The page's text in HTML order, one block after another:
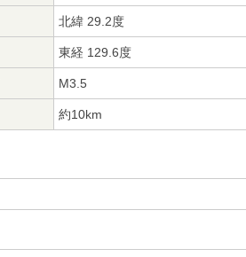
北緯 29.2度
東経 129.6度
M3.5
約10km